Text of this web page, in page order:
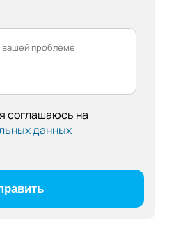
соглашаюсь на
данных